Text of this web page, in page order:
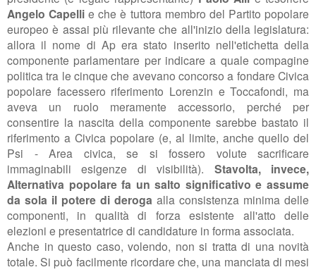
Angelo Capelli e che è tuttora membro del Partito popolare
europeo è assai più rilevante che all'inizio della legislatura:
allora il nome di Ap era stato inserito nell'etichetta della
componente parlamentare per indicare a quale compagine
politica tra le cinque che avevano concorso a fondare Civica
popolare facessero riferimento Lorenzin e Toccafondi, ma
aveva un ruolo meramente accessorio, perché per
consentire la nascita della componente sarebbe bastato il
riferimento a Civica popolare (e, al limite, anche quello del
Psi - Area civica, se si fossero volute sacrificare
immaginabili esigenze di visibilità). Stavolta, invece,
Alternativa popolare fa un salto significativo e assume
da sola il potere di deroga alla consistenza minima delle
componenti, in qualità di forza esistente all'atto delle
elezioni e presentatrice di candidature in forma associata.
Anche in questo caso, volendo, non si tratta di una novità
totale. Si può facilmente ricordare che, una manciata di mesi